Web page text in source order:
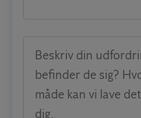
Beskriv din
befinder de sig?
måde kan vi lave
dig.